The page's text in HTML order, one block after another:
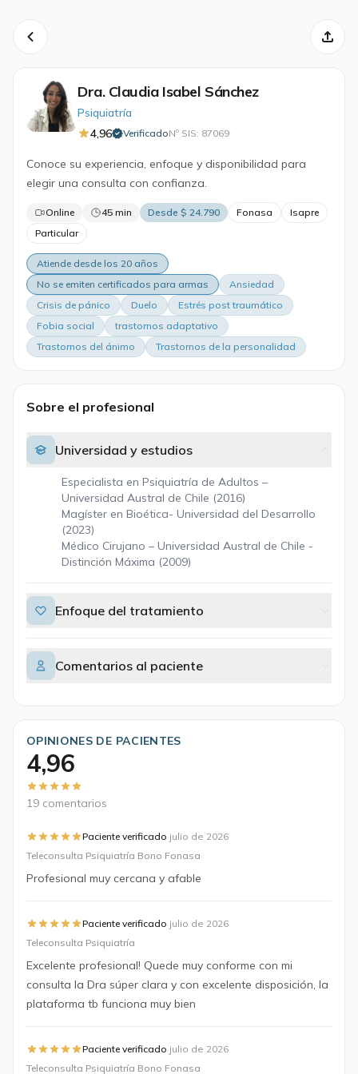
Dra. Claudia Isabel Sánchez
Psiquiatría
4,96
VerificadoNº SIS: 87069·
Conoce su experiencia, enfoque y disponibilidad para
elegir una consulta con confianza.
Online 45 min Desde $ 24.790 Fonasa
Isapre
Particular
Atiende desde los 20 años
No se emiten certificados para armas
Ansiedad
Crisis de pánico
Duelo
Estrés post traumático
Fobia social
trastornos adaptativo
Trastornos del ánimo
Trastornos de la personalidad
Sobre el profesional
Universidad y estudios
Especialista en Psiquiatría de Adultos –
Universidad Austral de Chile (2016)
Magíster en Bioética- Universidad del Desarrollo
(2023)
Médico Cirujano – Universidad Austral de Chile -
Distinción Máxima (2009)
Enfoque del tratamiento
Comentarios al paciente
OPINIONES DE PACIENTES
4,96
19 comentarios
Paciente verificado·julio de 2026
Teleconsulta Psiquiatría Bono Fonasa
Profesional muy cercana y afable
Paciente verificado·julio de 2026
Teleconsulta Psiquiatría
Excelente profesional! Quede muy conforme con mi
consulta la Dra súper clara y con excelente disposición, la
plataforma tb funciona muy bien
Paciente verificado·julio de 2026
Teleconsulta Psiquiatría Bono Fonasa